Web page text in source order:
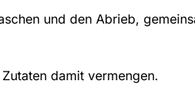
und den Abrieb,
damit vermengen.